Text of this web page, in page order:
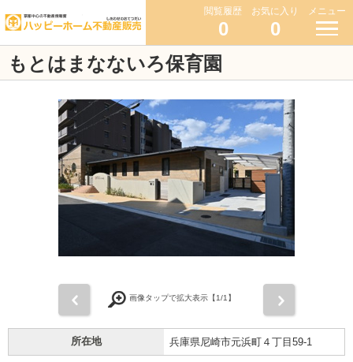
閲覧履歴
0
お気に入り
0
メニュー
もとはまなないろ保育園
画像タップで拡大表示【1/1】
所在地 兵庫県尼崎市元浜町４丁目59-1